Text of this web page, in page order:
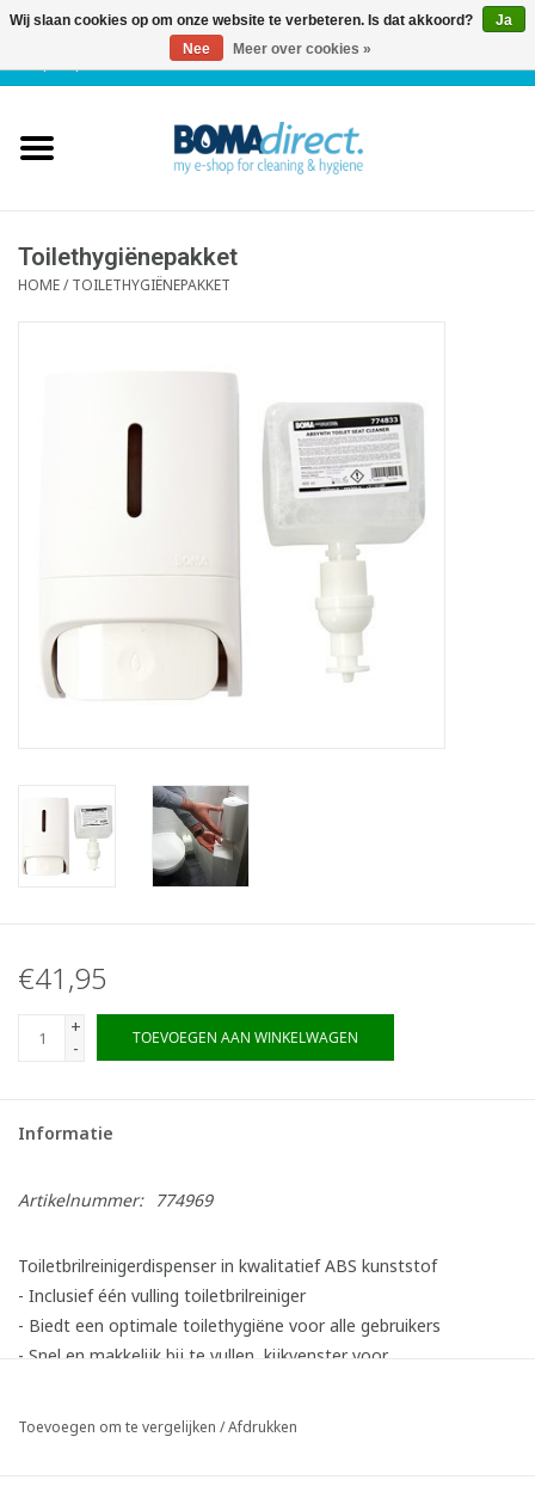
Klantenservice
Toilethygiënepakket
HOME/TOILETHYGIËNEPAKKET
€41,95
+
-
TOEVOEGEN AAN WINKELWAGEN
Informatie
Artikelnummer: 774969
Toiletbrilreinigerdispenser in kwalitatief ABS kunststof
- Inclusief één vulling toiletbrilreiniger
- Biedt een optimale toilethygiëne voor alle gebruikers
- Snel en makkelijk bij te vullen, kijkvenster voor
- Schuim voor een sterk gereduceerd verbruik ten opzichte van
Toevoegen om te vergelijken /Afdrukken
Wij slaan cookies op om onze website te verbeteren. Is dat akkoord?
Ja
Nee
Meer over cookies »